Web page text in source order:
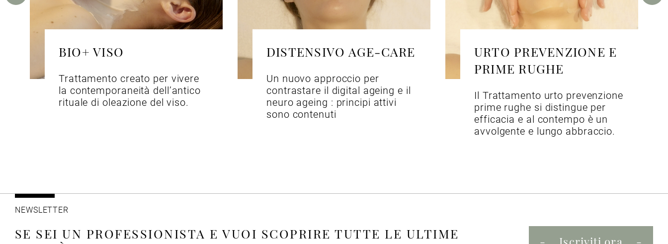
BIO+ VISO
Trattamento creato per vivere
la contemporaneità dell’antico
rituale di oleazione del viso.
DISTENSIVO AGE-CARE
Un nuovo approccio per
contrastare il digital ageing e il
neuro ageing : principi attivi
sono contenuti
URTO PREVENZIONE E
PRIME RUGHE
Il Trattamento urto prevenzione
prime rughe si distingue per
efficacia e al contempo è un
avvolgente e lungo abbraccio.
NEWSLETTER
SE SEI UN PROFESSIONISTA E VUOI SCOPRIRE TUTTE LE ULTIME